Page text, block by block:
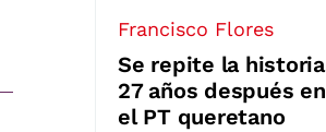
Francisco Flores
Se repite la historia
27 años después en
el PT queretano